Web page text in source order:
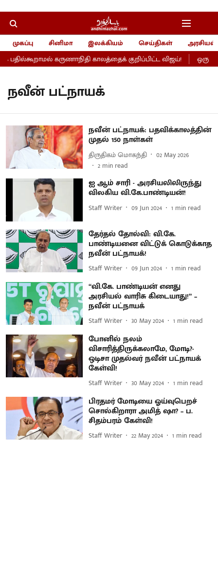
முகப்பு சினிமா இலக்கியம் செய்திகள்
அரசியல்
கருணாநிதி காலத்தைக் குறிப்பிட்ட விஜய்!
ஒரு
நவீன் பட்நாயக்
நவீன் பட்நாயக்: பதவிக்காலத்தின்
முதல் 150 நாள்கள்
திருதிகம் மொகந்தி
02 May 2026
2 min read
ஐ ஆம் சாரி - அரசியலிலிருந்து
விலகிய வி.கே.பாண்டியன்!
Staff Writer 09 Jun 2024 1 min read
தேர்தல் தோல்வி: வி.கே.
பாண்டியனை விட்டுக் கொடுக்காத
நவீன் பட்நாயக்!
Staff Writer 09 Jun 2024 1 min read
“வி.கே. பாண்டியன் எனது
அரசியல் வாரிசு கிடையாது!” –
நவீன் பட்நாயக்
Staff Writer 30 May 2024 1 min read
போனில் நலம்
விசாரித்திருக்கலாமே, மோடி?-
ஒடிசா முதல்வர் நவீன் பட்நாயக்
கேள்வி!
Staff Writer 30 May 2024 1 min read
பிரதமர் மோடியை ஓய்வுபெறச்
சொல்கிறாரா அமித் ஷா? – ப.
சிதம்பரம் கேள்வி!
Staff Writer 22 May 2024 1 min read